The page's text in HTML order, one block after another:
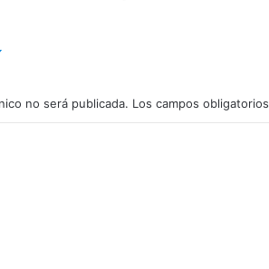
no será publicada. Los campos